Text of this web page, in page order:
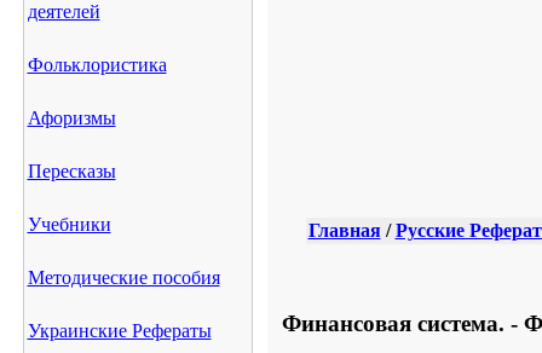
деятелей
Фольклористика
Афоризмы
Пересказы
Учебники
Методические пособия
Украинские Рефераты
Главная/Русские
Финансовая система. -